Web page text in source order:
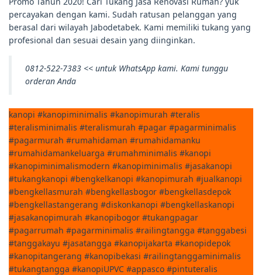
percayakan dengan kami. Sudah ratusan pelanggan yang
berasal dari wilayah Jabodetabek. Kami memiliki tukang yang
profesional dan sesuai desain yang diinginkan.
0812-522-7383 << untuk WhatsApp kami. Kami tunggu
orderan Anda
kanopi #kanopiminimalis #kanopimurah #teralis
#teralisminimalis #teralismurah #pagar #pagarminimalis
#pagarmurah #rumahidaman #rumahidamanku
#rumahidamankeluarga #rumahminimalis #kanopi
#kanopiminimalismodern #kanopiminimalis #jasakanopi
#tukangkanopi #bengkelkanopi #kanopimurah #jualkanopi
#bengkellasmurah #bengkellasbogor #bengkellasdepok
#bengkellastangerang #diskonkanopi #bengkellaskanopi
#jasakanopimurah #kanopibogor #tukangpagar
#pagarrumah #pagarminimalis #railingtangga #tanggabesi
#tanggakayu #jasatangga #kanopijakarta #kanopidepok
#kanopitangerang #kanopibekasi #railingtanggaminimalis
#tukangtangga #kanopiUPVC #appasco #pintuteralis